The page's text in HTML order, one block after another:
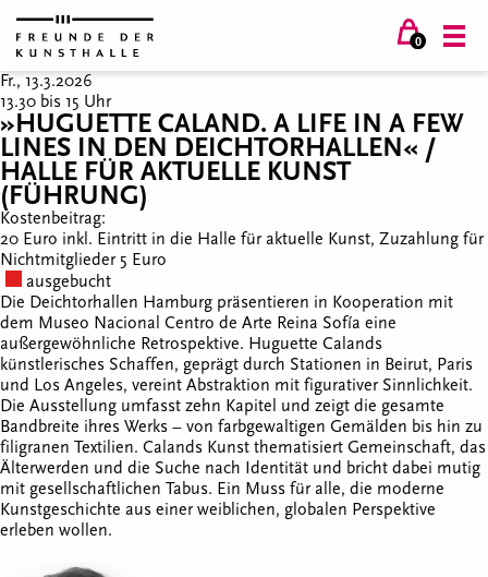
0
Fr., 13.3.2026
13.30 bis 15 Uhr
»HUGUETTE CALAND. A LIFE IN A FEW
LINES IN DEN DEICHTORHALLEN« /
HALLE FÜR AKTUELLE KUNST
(FÜHRUNG)
Kostenbeitrag:
20 Euro inkl. Eintritt in die Halle für aktuelle Kunst, Zuzahlung für
Nichtmitglieder 5 Euro
ausgebucht
Die Deichtorhallen Hamburg präsentieren in Kooperation mit
dem Museo Nacional Centro de Arte Reina Sofía eine
außergewöhnliche Retrospektive. Huguette Calands
künstlerisches Schaffen, geprägt durch Stationen in Beirut, Paris
und Los Angeles, vereint Abstraktion mit figurativer Sinnlichkeit.
Die Ausstellung umfasst zehn Kapitel und zeigt die gesamte
Bandbreite ihres Werks – von farbgewaltigen Gemälden bis hin zu
filigranen Textilien. Calands Kunst thematisiert Gemeinschaft, das
Älterwerden und die Suche nach Identität und bricht dabei mutig
mit gesellschaftlichen Tabus. Ein Muss für alle, die moderne
Kunstgeschichte aus einer weiblichen, globalen Perspektive
erleben wollen.